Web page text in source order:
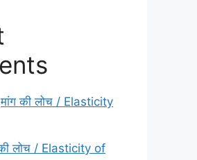
मांग की लोच / Elasticity
लोच / Elasticity of